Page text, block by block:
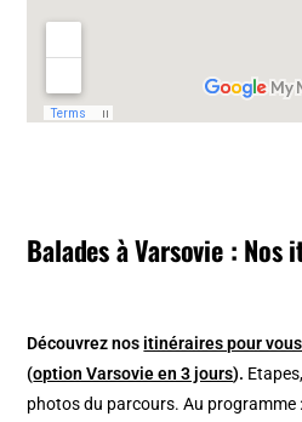
Balades à Varsovie : Nos
Découvrez nos itinéraires pour
(option Varsovie en 3 jours).
photos du parcours. Au programme